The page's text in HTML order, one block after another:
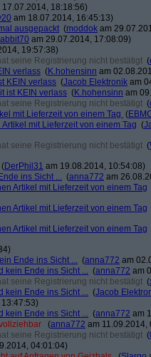
17.07.2014, 18:18:56)
am 18.07.2014, 16:45:13)
ausgepackt (moddok am
am 29.07.2014, 17:08:09)
19:57:38)
seine Registrierung nicht bestätigt (
verlass (K.hohensinn am
KEIN verlass (Jacob Elektronik am
ist KEIN verlass (K.hohensinn am
seine Registrierung nicht bestätigt (
mit Lieferzeit von einem Tag (
mit Lieferzeit von einem Tag (
seine Registrierung nicht bestätigt (
(DerPhil31 am 19.08.2014, 10:54:08)
ins Sicht ... (anna772 am
Artikel mit Lieferzeit von einem Tag
Artikel mit Lieferzeit von einem Tag
Artikel mit Lieferzeit von einem Tag
Ende ins Sicht ... (anna772 am
kein Ende ins Sicht ... (anna772 am
seine Registrierung nicht bestätigt (
kein Ende ins Sicht ... (Jacob
kein Ende ins Sicht ... (anna772 am
(anna772 am 11.09.2014,
seine Registrierung nicht bestätigt (
04:01:04)